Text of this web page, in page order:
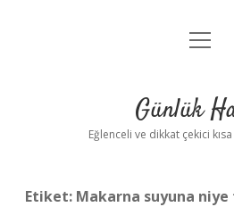
Anasayfa
Yasal
menüyü
Günlük
Eğlenceli ve dikkat çekici
Etiket: Makarna suyuna niye